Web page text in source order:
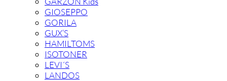
GIOSEPPO
GORILA
GUX’S
HAMILTOMS
ISOTONER
LEVI´S
LANDOS